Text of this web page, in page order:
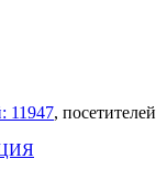
11947, посетителей